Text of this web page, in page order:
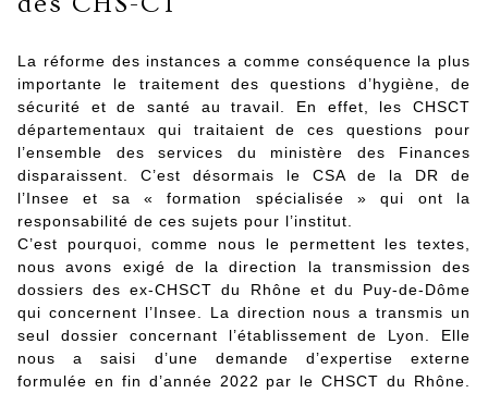
La réforme des instances a comme conséquence la plus
importante le traitement des questions d’hygiène, de
sécurité et de santé au travail. En effet, les CHSCT
départementaux qui traitaient de ces questions pour
l’ensemble des services du ministère des Finances
disparaissent. C’est désormais le CSA de la DR de
l’Insee et sa « formation spécialisée » qui ont la
responsabilité de ces sujets pour l’institut.
C’est pourquoi, comme nous le permettent les textes,
nous avons exigé de la direction la transmission des
dossiers des ex-CHSCT du Rhône et du Puy-de-Dôme
qui concernent l’Insee. La direction nous a transmis un
seul dossier concernant l’établissement de Lyon. Elle
nous a saisi d’une demande d’expertise externe
formulée en fin d’année 2022 par le CHSCT du Rhône.